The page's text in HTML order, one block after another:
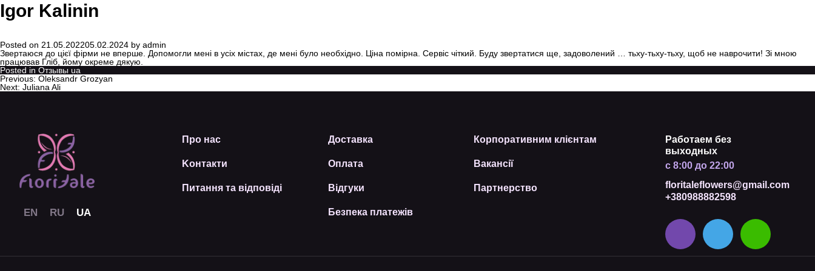
Igor Kalinin
Posted on 21.05.202205.02.2024 by admin
Звертаюся до цієї фірми не вперше. Допомогли мені в усіх містах, де мені було необхідно. Ціна помірна. Сервіс чіткий. Буду звертатися ще, задоволений … тьху-тьху-тьху, щоб не наврочити! Зі мною
працював Гліб, йому окреме дякую.
Posted in Отзывы ua
Previous: Oleksandr Grozyan
Next: Juliana Ali
Про нас
Kонтакти
Питання та відповіді
Доставка
Оплата
Відгуки
Безпека платежів
Корпоративним клієнтам
Вакансії
Партнерство
Работаем без
выходных
с 8:00 до 22:00
floritaleflowers@gmail.com
+380988882598